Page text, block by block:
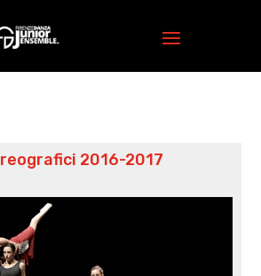
2016-2017